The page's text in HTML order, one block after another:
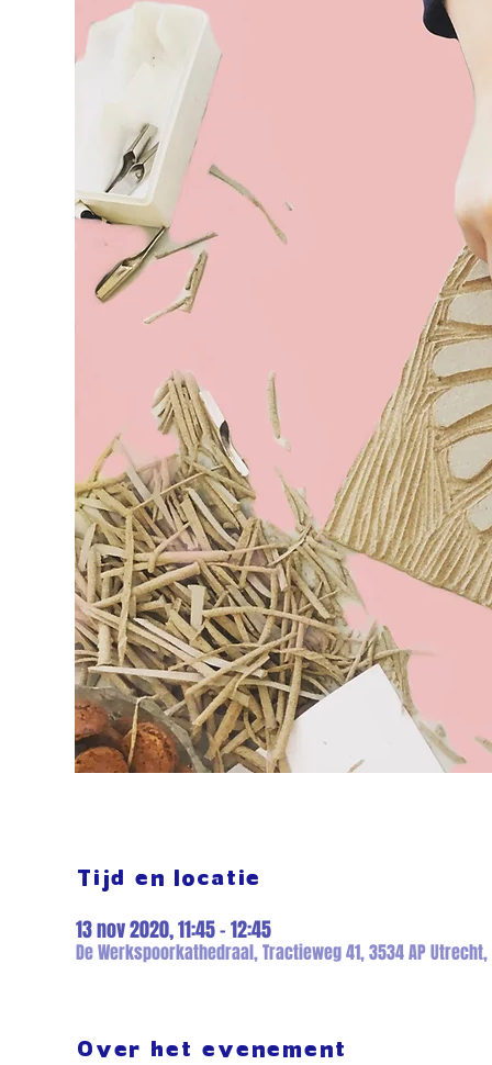
Tijd en locatie
13 nov 2020, 11:45 – 12:45
De Werkspoorkathedraal, Tractieweg 41, 3534 AP
Over het evenement